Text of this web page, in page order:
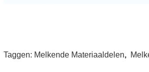
Taggen: Melkende Materiaaldelen,